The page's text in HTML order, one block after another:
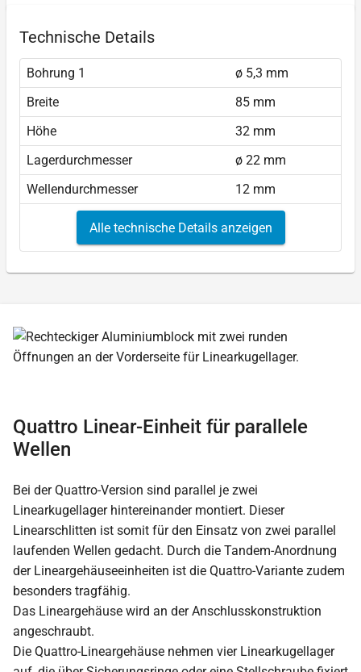
Technische Details
Bohrung 1
ø 5,3 mm
Breite
85 mm
Höhe
32 mm
Lagerdurchmesser
ø 22 mm
Wellendurchmesser
12 mm
Alle technische Details anzeigen
Quattro Linear-Einheit für parallele
Wellen
Bei der Quattro-Version sind parallel je zwei
Linearkugellager hintereinander montiert. Dieser
Linearschlitten ist somit für den Einsatz von zwei parallel
laufenden Wellen gedacht. Durch die Tandem-Anordnung
der Lineargehäuseeinheiten ist die Quattro-Variante zudem
besonders tragfähig.
Das Lineargehäuse wird an der Anschlusskonstruktion
angeschraubt.
Die Quattro-Lineargehäuse nehmen vier Linearkugellager